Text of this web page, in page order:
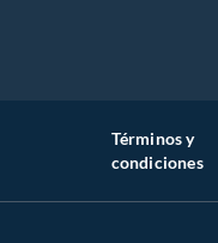
Términos y
condiciones